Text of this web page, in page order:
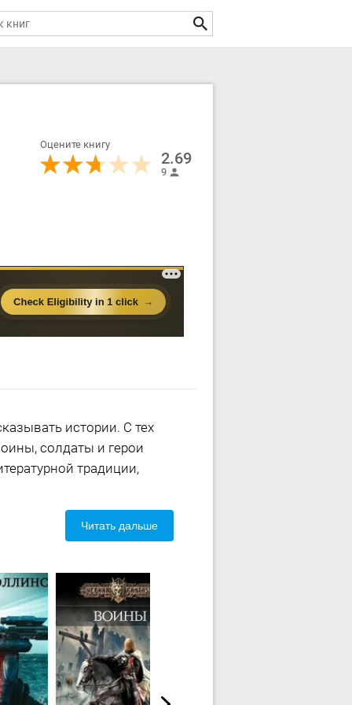
Оцените книгу
2.69
9
истории. С тех
солдаты и герои
традиции,
Читать дальше